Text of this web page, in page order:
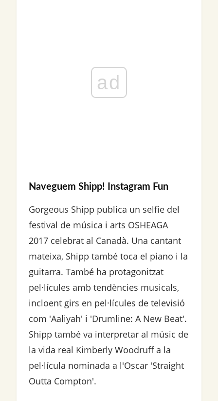
ad
Naveguem Shipp! Instagram Fun
Gorgeous Shipp publica un selfie del
festival de música i arts OSHEAGA
2017 celebrat al Canadà. Una cantant
mateixa, Shipp també toca el piano i la
guitarra. També ha protagonitzat
pel·lícules amb tendències musicals,
incloent girs en pel·lícules de televisió
com 'Aaliyah' i 'Drumline: A New Beat'.
Shipp també va interpretar al músic de
la vida real Kimberly Woodruff a la
pel·lícula nominada a l'Oscar 'Straight
Outta Compton'.